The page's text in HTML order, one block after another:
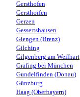
Gersthofen
Gersthoifen
Gerzen
Gessertshausen
Giengen (Brenz)
Gilching
Gilgenberg am Weilhart
Grafing bei München
Gundelfinden (Donau)
Günzburg
Haag (Oberbayern)